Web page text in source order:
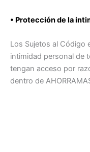
• Protección de la
Los Sujetos al Código
intimidad personal de
tengan acceso por
dentro de